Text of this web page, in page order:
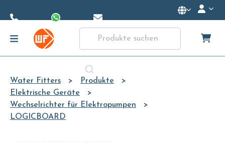
Content
Water Fitters
Produkte
Elektrische Geräte
Wechselrichter für Elektropumpen
LOGICBOARD